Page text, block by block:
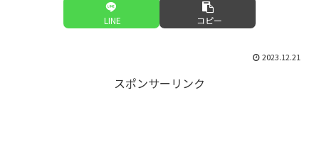
LINE コピー
2023.12.21
スポンサーリンク